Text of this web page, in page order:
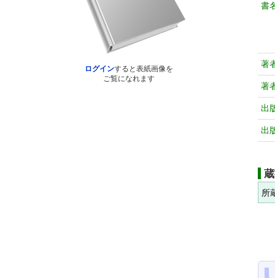
ログインすると表紙画像を
ご覧になれます
書
著
著
出
出
所